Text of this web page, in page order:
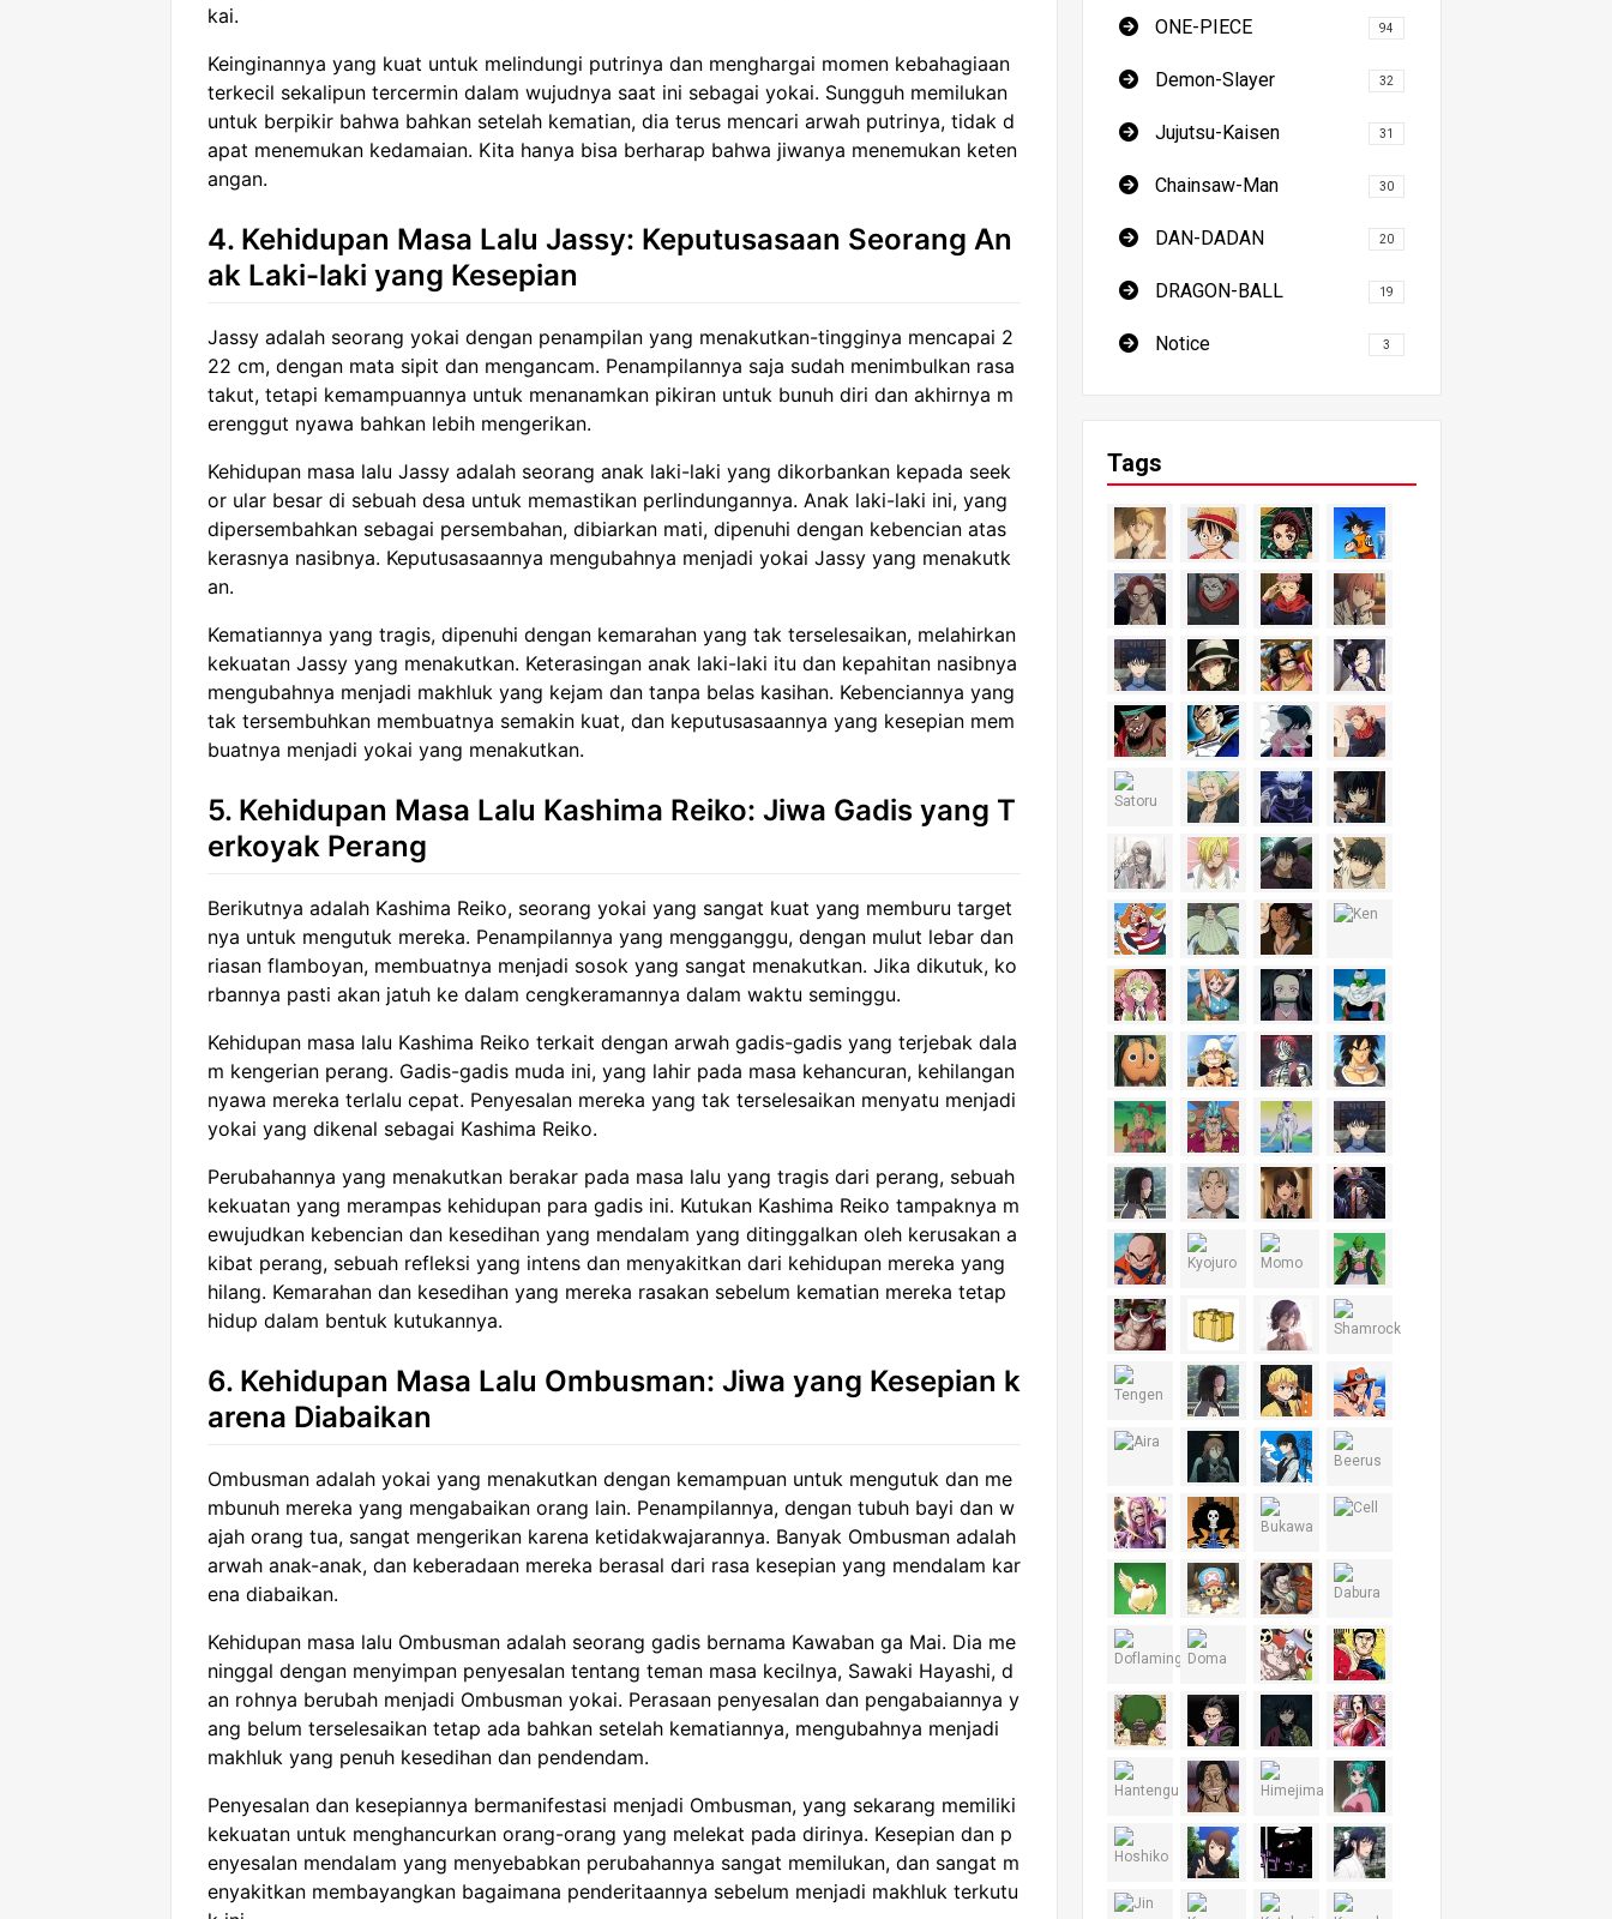
kai.
Keinginannya yang kuat untuk melindungi putrinya dan menghargai momen kebahagiaan
terkecil sekalipun tercermin dalam wujudnya saat ini sebagai yokai. Sungguh memilukan
untuk berpikir bahwa bahkan setelah kematian, dia terus mencari arwah putrinya, tidak d
apat menemukan kedamaian. Kita hanya bisa berharap bahwa jiwanya menemukan keten
angan.
4. Kehidupan Masa Lalu Jassy: Keputusasaan Seorang An
ak Laki-laki yang Kesepian
Jassy adalah seorang yokai dengan penampilan yang menakutkan-tingginya mencapai 2
22 cm, dengan mata sipit dan mengancam. Penampilannya saja sudah menimbulkan rasa
takut, tetapi kemampuannya untuk menanamkan pikiran untuk bunuh diri dan akhirnya m
erenggut nyawa bahkan lebih mengerikan.
Kehidupan masa lalu Jassy adalah seorang anak laki-laki yang dikorbankan kepada seek
or ular besar di sebuah desa untuk memastikan perlindungannya. Anak laki-laki ini, yang
dipersembahkan sebagai persembahan, dibiarkan mati, dipenuhi dengan kebencian atas
kerasnya nasibnya. Keputusasaannya mengubahnya menjadi yokai Jassy yang menakutk
an.
Kematiannya yang tragis, dipenuhi dengan kemarahan yang tak terselesaikan, melahirkan
kekuatan Jassy yang menakutkan. Keterasingan anak laki-laki itu dan kepahitan nasibnya
mengubahnya menjadi makhluk yang kejam dan tanpa belas kasihan. Kebenciannya yang
tak tersembuhkan membuatnya semakin kuat, dan keputusasaannya yang kesepian mem
buatnya menjadi yokai yang menakutkan.
5. Kehidupan Masa Lalu Kashima Reiko: Jiwa Gadis yang T
erkoyak Perang
Berikutnya adalah Kashima Reiko, seorang yokai yang sangat kuat yang memburu target
nya untuk mengutuk mereka. Penampilannya yang mengganggu, dengan mulut lebar dan
riasan flamboyan, membuatnya menjadi sosok yang sangat menakutkan. Jika dikutuk, ko
rbannya pasti akan jatuh ke dalam cengkeramannya dalam waktu seminggu.
Kehidupan masa lalu Kashima Reiko terkait dengan arwah gadis-gadis yang terjebak dala
m kengerian perang. Gadis-gadis muda ini, yang lahir pada masa kehancuran, kehilangan
nyawa mereka terlalu cepat. Penyesalan mereka yang tak terselesaikan menyatu menjadi
yokai yang dikenal sebagai Kashima Reiko.
Perubahannya yang menakutkan berakar pada masa lalu yang tragis dari perang, sebuah
kekuatan yang merampas kehidupan para gadis ini. Kutukan Kashima Reiko tampaknya m
ewujudkan kebencian dan kesedihan yang mendalam yang ditinggalkan oleh kerusakan a
kibat perang, sebuah refleksi yang intens dan menyakitkan dari kehidupan mereka yang
hilang. Kemarahan dan kesedihan yang mereka rasakan sebelum kematian mereka tetap
hidup dalam bentuk kutukannya.
6. Kehidupan Masa Lalu Ombusman: Jiwa yang Kesepian k
arena Diabaikan
Ombusman adalah yokai yang menakutkan dengan kemampuan untuk mengutuk dan me
mbunuh mereka yang mengabaikan orang lain. Penampilannya, dengan tubuh bayi dan w
ajah orang tua, sangat mengerikan karena ketidakwajarannya. Banyak Ombusman adalah
arwah anak-anak, dan keberadaan mereka berasal dari rasa kesepian yang mendalam kar
ena diabaikan.
Kehidupan masa lalu Ombusman adalah seorang gadis bernama Kawaban ga Mai. Dia me
ninggal dengan menyimpan penyesalan tentang teman masa kecilnya, Sawaki Hayashi, d
an rohnya berubah menjadi Ombusman yokai. Perasaan penyesalan dan pengabaiannya y
ang belum terselesaikan tetap ada bahkan setelah kematiannya, mengubahnya menjadi
makhluk yang penuh kesedihan dan pendendam.
Penyesalan dan kesepiannya bermanifestasi menjadi Ombusman, yang sekarang memiliki
kekuatan untuk menghancurkan orang-orang yang melekat pada dirinya. Kesepian dan p
enyesalan mendalam yang menyebabkan perubahannya sangat memilukan, dan sangat m
enyakitkan membayangkan bagaimana penderitaannya sebelum menjadi makhluk terkutu
ONE-PIECE 94
Demon-Slayer 32
Jujutsu-Kaisen 31
Chainsaw-Man 30
DAN-DADAN 20
DRAGON-BALL 19
Notice 3
Tags